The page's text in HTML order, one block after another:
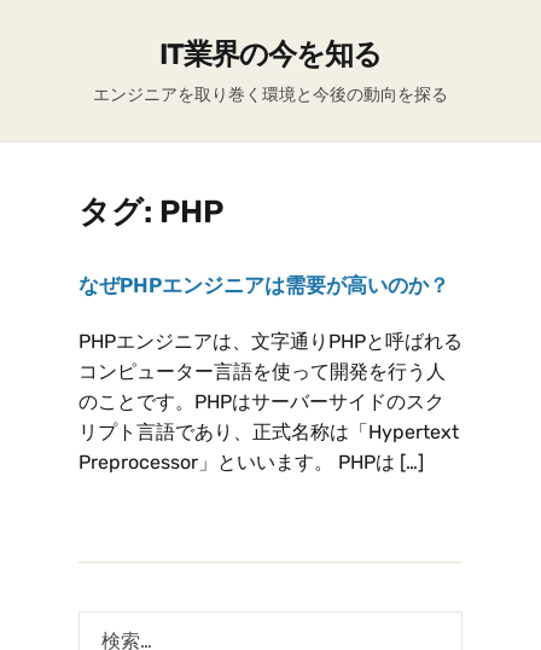
IT業界の今を知る
エンジニアを取り巻く環境と今後の動向を探る
タグ: PHP
なぜPHPエンジニアは需要が高いのか？
PHPエンジニアは、文字通りPHPと呼ばれる
コンピューター言語を使って開発を行う人
のことです。PHPはサーバーサイドのスク
リプト言語であり、正式名称は「Hypertext
Preprocessor」といいます。 PHPは […]